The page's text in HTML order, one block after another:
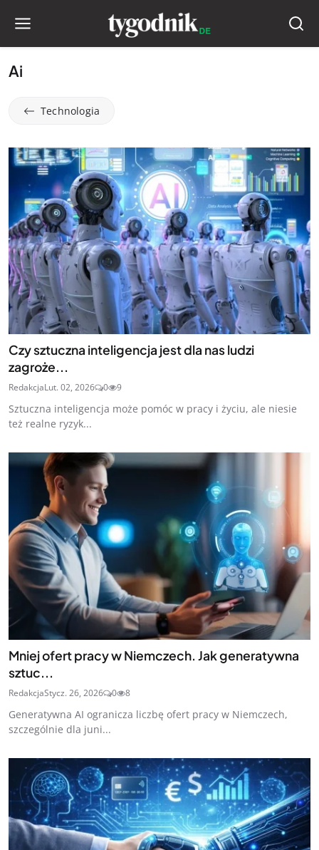
Ai
Technologia
Czy sztuczna inteligencja jest dla nas ludzi
zagroże...
RedakcjaLut. 02, 2026 0 9
Sztuczna inteligencja może pomóc w pracy i życiu, ale niesie
też realne ryzyk...
Mniej ofert pracy w Niemczech. Jak generatywna
sztuc...
RedakcjaStycz. 26, 2026 0 8
Generatywna AI ogranicza liczbę ofert pracy w Niemczech,
szczególnie dla juni...